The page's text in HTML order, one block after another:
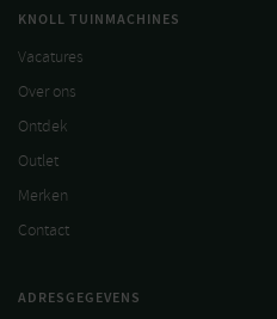
KNOLL TUINMACHINES
Vacatures
Over ons
Ontdek
Outlet
Merken
Contact
ADRESGEGEVENS